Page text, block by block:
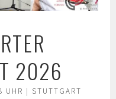
2026
UHR | STUTTGART